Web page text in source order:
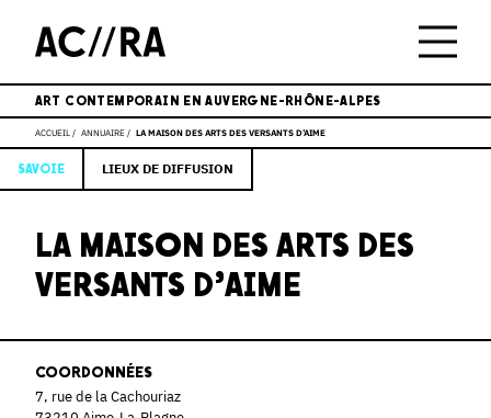
ART CONTEMPORAIN EN AUVERGNE-RHÔNE-ALPES
ACCUEIL ANNUAIRE LA MAISON DES ARTS DES VERSANTS D’AIME
SAVOIE LIEUX DE DIFFUSION
LA MAISON DES ARTS DES
VERSANTS D’AIME
COORDONNÉES
7, rue de la Cachouriaz